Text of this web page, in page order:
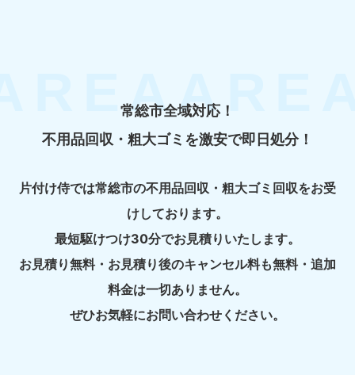
常総市全域対応！
不用品回収・粗大ゴミを激安で即日処分！
片付け侍では常総市の不用品回収・粗大ゴミ回収をお受
けしております。
最短駆けつけ30分でお見積りいたします。
お見積り無料・お見積り後のキャンセル料も無料・追加
料金は一切ありません。
ぜひお気軽にお問い合わせください。